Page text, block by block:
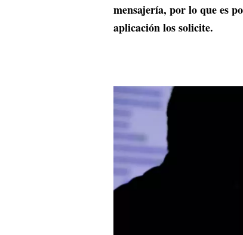
mensajería, por lo que es
aplicación los solicite.